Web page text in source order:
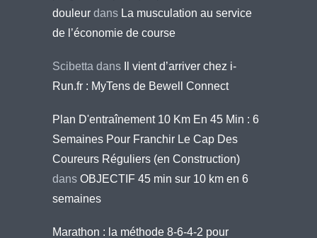
douleur dans La musculation au service
de l’économie de course
Scibetta dans
Il vient d’arriver chez i-
Run.fr : MyTens de Bewell Connect
Plan D'entraînement 10 Km En 45 Min : 6
Semaines Pour Franchir Le Cap Des
Coureurs Réguliers (en Construction)
dans OBJECTIF 45 min sur 10 km en 6
semaines
Marathon : la méthode 8-6-4-2 pour